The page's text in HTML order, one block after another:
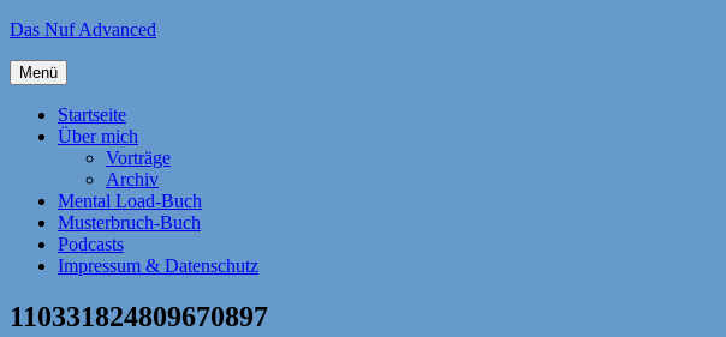
Zum
springen
Das Nuf Advanced
Menü
Startseite
Über mich
Vorträge
Archiv
Mental Load-Buch
Musterbruch-Buch
Podcasts
Impressum & Datenschutz
110331824809670897